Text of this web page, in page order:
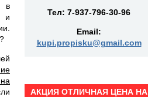
в
и
Тел: 7-937-796-30-96
Email:
kupi.propisku@gmail.com
АКЦИЯ ОТЛИЧНАЯ ЦЕНА НА